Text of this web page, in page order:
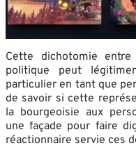
Cette dichotomie
politique peut
particulier en tant que
de savoir si cette
la bourgeoisie aux
une façade pour faire
réactionnaire servie ces